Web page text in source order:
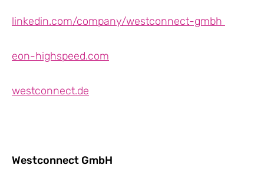
linkedin.com/company/westconnect-gmbh
eon-highspeed.com
westconnect.de
Westconnect GmbH